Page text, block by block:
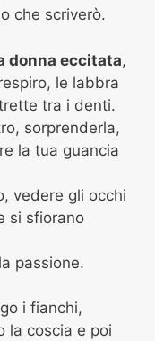
che scriverò.
donna eccitata,
le labbra
tra i denti.
sorprenderla,
la tua guancia
vedere gli occhi
si sfiorano
passione.
i fianchi,
la coscia e poi